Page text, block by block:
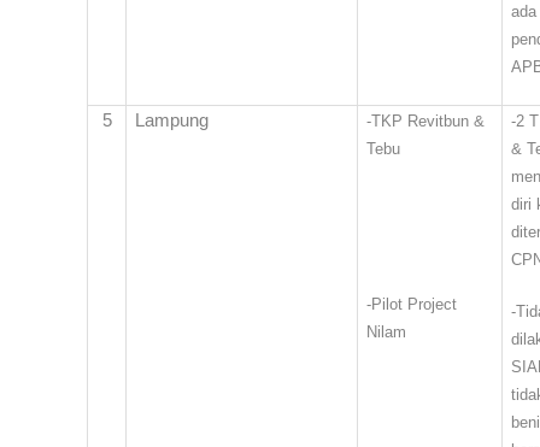
5 Lampung
-TKP Revitbun &
Tebu
-Pilot Project
Nilam
-2
&
diri
-